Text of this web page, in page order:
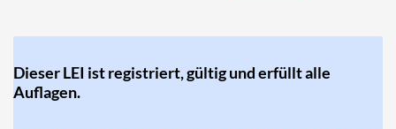
Dieser LEI ist registriert, gültig und erfüllt alle
Auflagen.